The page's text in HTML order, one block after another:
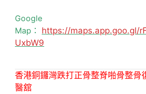
Google
Map： https://maps.app.goo.gl/
UxbW9
香港銅鑼灣跌打正骨整脊啪骨整骨
醫舘